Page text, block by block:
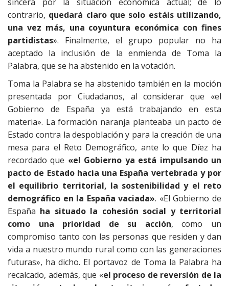
contrario, quedará claro que solo estáis utilizando,
una vez más, una coyuntura económica con fines
partidistas». Finalmente, el grupo popular no ha
aceptado la inclusión de la enmienda de Toma la
Palabra, que se ha abstenido en la votación.
Toma la Palabra se ha abstenido también en la moción
presentada por Ciudadanos, al considerar que «el
Gobierno de España ya está trabajando en esta
materia». La formación naranja planteaba un pacto de
Estado contra la despoblación y para la creación de una
mesa para el Reto Demográfico, ante lo que Díez ha
recordado que «el Gobierno ya está impulsando un
pacto de Estado hacia una España vertebrada y por
el equilibrio territorial, la sostenibilidad y el reto
demográfico en la España vaciada». «El Gobierno de
España ha situado la cohesión social y territorial
como una prioridad de su acción, como un
compromiso tanto con las personas que residen y dan
vida a nuestro mundo rural como con las generaciones
futuras», ha dicho. El portavoz de Toma la Palabra ha
recalcado, además, que «el proceso de reversión de la